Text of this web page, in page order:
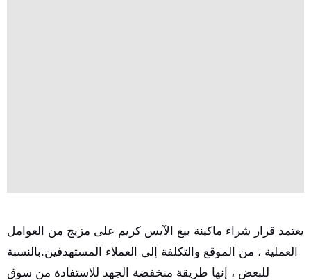
يعتمد قرار شراء ماكينة بيع الآيس كريم على مزيج من العوامل
العملية ، من الموقع والتكلفة إلى العملاء المستهدفين.بالنسبة
للبعض ، إنها طريقة منخفضة الجهد للاستفادة من سوق